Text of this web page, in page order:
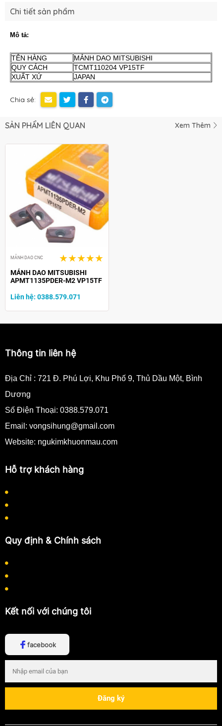
Chi tiết sản phẩm
Mô tả:
TÊN HÀNG
MẢNH DAO MITSUBISHI
QUY CÁCH
TCMT110204 VP15TF
XUẤT XỨ
JAPAN
Chia sẻ:
SẢN PHẨM LIÊN QUAN Xem Thêm
MẢNH DAO CNC
MẢNH DAO MITSUBISHI
APMT1135PDER-M2 VP15TF
Liên hệ: 0388.579.071
Thông tin liên hệ
Địa Chỉ : 721 Đ. Phú Lợi, Khu Phố 9, Thủ Dầu Một, Bình
Dương
Số Điện Thoại: 0388.579.071
Email: vongsihung@gmail.com
Website: ngukimkhuonmau.com
Hỗ trợ khách hàng
Quy định & Chính sách
Kết nối với chúng tôi
facebook